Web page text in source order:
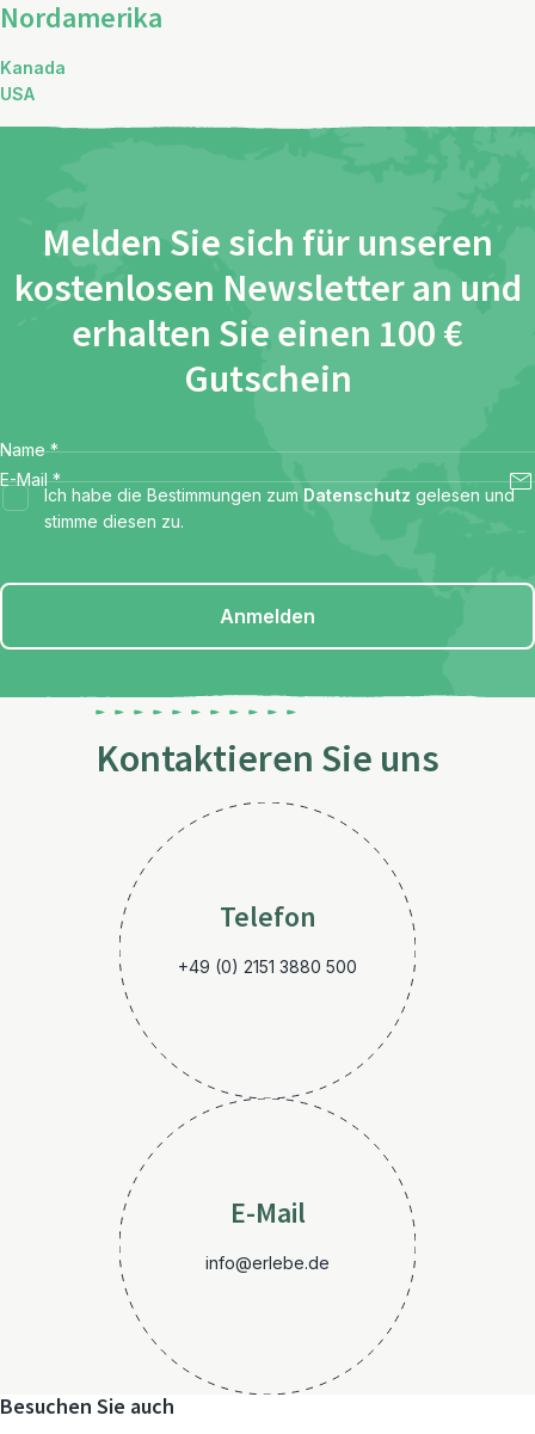
Nordamerika
Kanada
USA
Melden Sie sich für unseren
kostenlosen Newsletter an und
erhalten Sie einen 100 €
Gutschein
Name *
E-Mail *
Ich habe die Bestimmungen zum Datenschutz gelesen und
stimme diesen zu.
Anmelden
Kontaktieren Sie uns
Telefon
+49 (0) 2151 3880 500
E-Mail
info@erlebe.de
Besuchen Sie auch